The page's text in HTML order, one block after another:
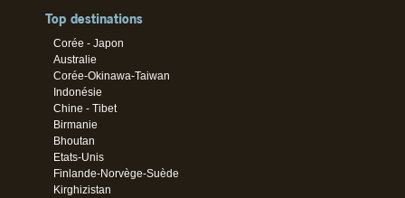
Top destinations
Corée - Japon
Australie
Corée-Okinawa-Taiwan
Indonésie
Chine - Tibet
Birmanie
Bhoutan
Etats-Unis
Finlande-Norvège-Suède
Kirghizistan